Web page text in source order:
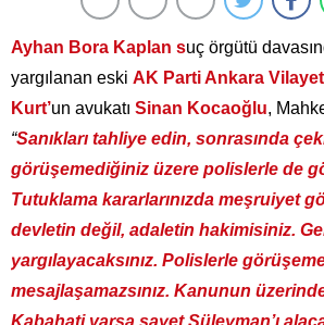
Ayhan Bora Kaplan suç örgütü
yargılanan eski AK Parti Ankara
Kurt’un avukatı Sinan Kocaoğlu,
“Sanıkları tahliye edin, sonrasında
görüşemediğiniz üzere polislerle de
Tutuklama kararlarınızda meşruiyet
devletin değil, adaletin hakimisiniz.
yargılayacaksınız. Polislerle
mesajlaşamazsınız. Kanunun
Kabahati varsa şayet Süleyman’ı